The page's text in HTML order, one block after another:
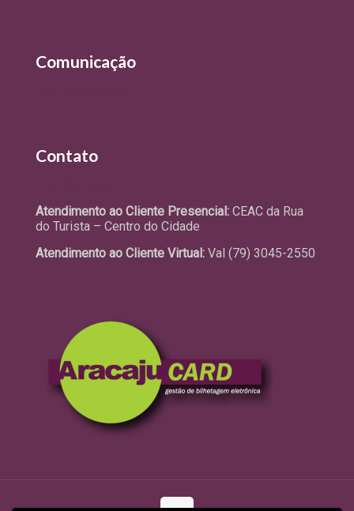
Comunicação
Contato
Atendimento ao Cliente Presencial: CEAC da Rua
do Turista – Centro do Cidade
Atendimento ao Cliente Virtual: Val (79) 3045-2550